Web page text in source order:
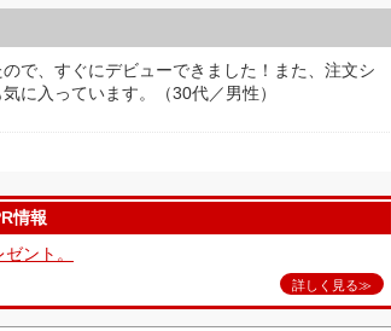
で、すぐにデビューできました！また、注文シ
に入っています。（30代／男性）
情報
ント。
詳しく見る≫